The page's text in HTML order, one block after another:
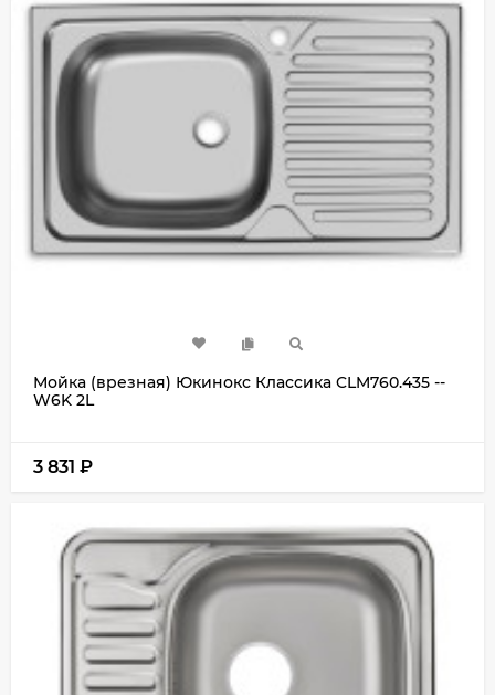
Мойка (врезная) Юкинокс Классика CLM760.435 --
W6K 2L
3 831 ₽